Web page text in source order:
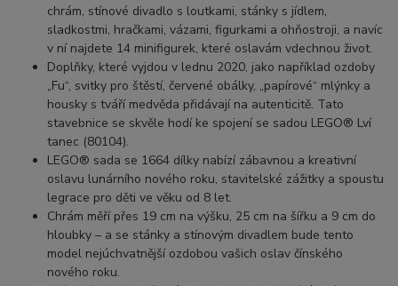
chrám, stínové divadlo s loutkami, stánky s jídlem,
sladkostmi, hračkami, vázami, figurkami a ohňostroji, a navíc
v ní najdete 14 minifigurek, které oslavám vdechnou život.
Doplňky, které vyjdou v lednu 2020, jako například ozdoby
„Fu“, svitky pro štěstí, červené obálky, „papírové“ mlýnky a
housky s tváří medvěda přidávají na autenticitě. Tato
stavebnice se skvěle hodí ke spojení se sadou LEGO® Lví
tanec (80104).
LEGO® sada se 1664 dílky nabízí zábavnou a kreativní
oslavu lunárního nového roku, stavitelské zážitky a spoustu
legrace pro děti ve věku od 8 let.
Chrám měří přes 19 cm na výšku, 25 cm na šířku a 9 cm do
hloubky – a se stánky a stínovým divadlem bude tento
model nejúchvatnější ozdobou vašich oslav čínského
nového roku.